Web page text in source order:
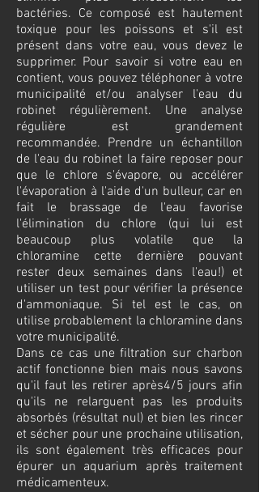
bactéries. Ce composé est hautement
toxique pour les poissons et s'il est
présent dans votre eau, vous devez le
supprimer. Pour savoir si votre eau en
contient, vous pouvez téléphoner à votre
municipalité et/ou analyser l'eau du
robinet régulièrement. Une analyse
régulière est grandement
recommandée. Prendre un échantillon
de l'eau du robinet la faire reposer pour
que le chlore s'évapore, ou accélérer
l'évaporation à l'aide d'un bulleur, car en
fait le brassage de l'eau favorise
l'élimination du chlore (qui lui est
beaucoup plus volatile que la
chloramine cette dernière pouvant
rester deux semaines dans l'eau!) et
utiliser un test pour vérifier la présence
d'ammoniaque. Si tel est le cas, on
utilise probablement la chloramine dans
votre municipalité.
Dans ce cas une filtration sur charbon
actif fonctionne bien mais nous savons
qu'il faut les retirer après4/5 jours afin
qu'ils ne relarguent pas les produits
absorbés (résultat nul) et bien les rincer
et sécher pour une prochaine utilisation,
ils sont également très efficaces pour
épurer un aquarium après traitement
médicamenteux.